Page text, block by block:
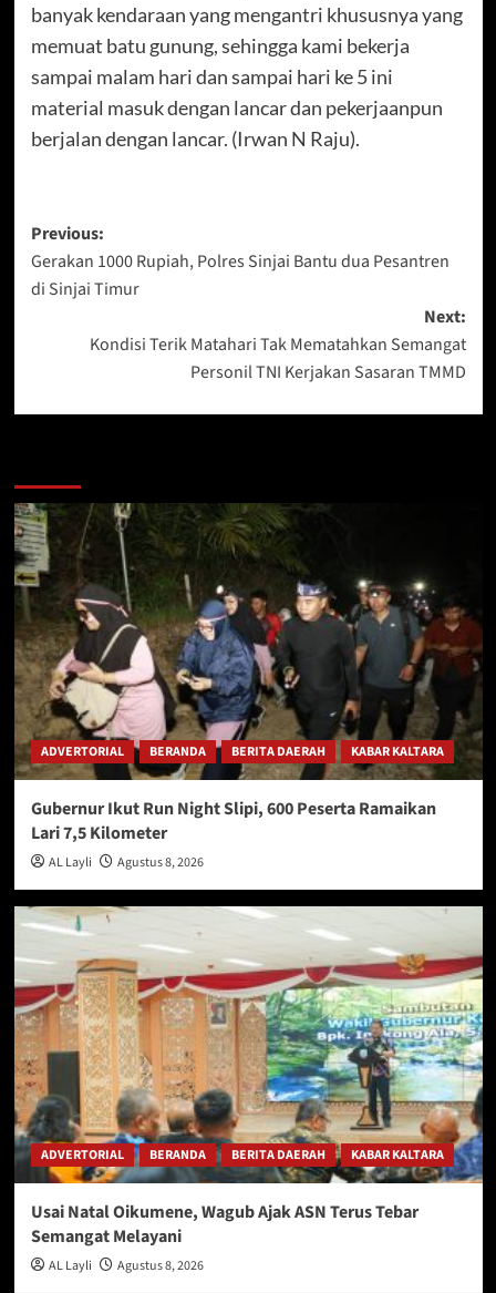
banyak kendaraan yang mengantri khususnya yang
memuat batu gunung, sehingga kami bekerja
sampai malam hari dan sampai hari ke 5 ini
material masuk dengan lancar dan pekerjaanpun
berjalan dengan lancar. (Irwan N Raju).
Post
navigation
Previous:
Gerakan 1000 Rupiah, Polres Sinjai Bantu dua Pesantren
di Sinjai Timur
Next:
Kondisi Terik Matahari Tak Mematahkan Semangat
Personil TNI Kerjakan Sasaran TMMD
ADVERTORIAL BERANDA BERITA DAERAH KABAR KALTARA
Gubernur Ikut Run Night Slipi, 600 Peserta Ramaikan
Lari 7,5 Kilometer
AL Layli Agustus 8, 2026
ADVERTORIAL BERANDA BERITA DAERAH KABAR KALTARA
Usai Natal Oikumene, Wagub Ajak ASN Terus Tebar
Semangat Melayani
AL Layli Agustus 8, 2026